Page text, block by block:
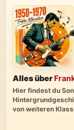
Alles über
Hier findest du
von weiteren